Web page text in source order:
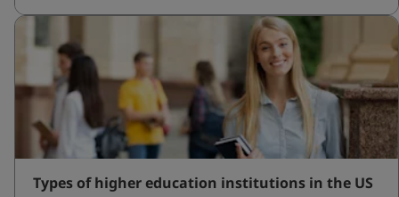
Types of higher education institutions in the US